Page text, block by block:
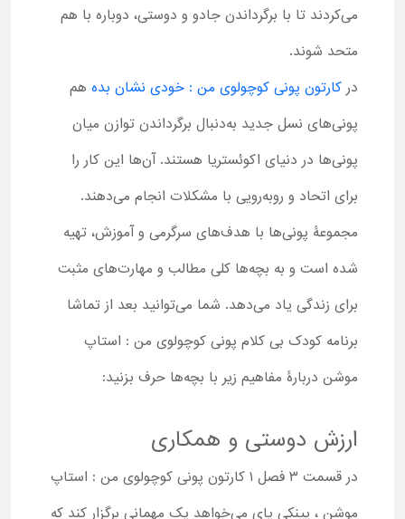
می‌کردند تا با برگرداندن جادو و دوستی، دوباره با هم
متحد شوند.
در کارتون پونی کوچولوی من : خودی نشان بده هم
پونی‌های نسل جدید به‌دنبال برگرداندن توازن میان
پونی‌ها در دنیای اکوئستریا هستند. آن‌ها این کار را
برای اتحاد و روبه‌رویی با مشکلات انجام می‌دهند.
مجموعۀ پونی‌ها با هدف‌های سرگرمی و آموزش، تهیه
شده است و به بچه‌ها کلی مطالب و مهارت‌های مثبت
برای زندگی یاد می‌دهد. شما می‌توانید بعد از تماشا
برنامه کودک بی کلام پونی کوچولوی من : استاپ
موشن دربارۀ مفاهیم زیر با بچه‌ها حرف بزنید:
ارزش دوستی و همکاری
در قسمت ۳ فصل ۱ کارتون پونی کوچولوی من : استاپ
موشن ، پینکی پای می‌خواهد یک مهمانی برگزار کند که